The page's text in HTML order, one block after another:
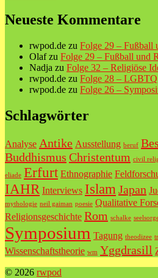
Neueste Kommentare
rwpod.de zu Folge 29 – Fußball
Olafzu Folge 29 – Fußball und
Nadja zu Folge 32 – Religiöse
rwpod.de zu Folge 28 –
rwpod.de zu Folge 26 –
Schlagwörter
Analyse Antike Ausstellung beruf
Buddhismus Christentum civil
eliade Erfurt Ethnographie
IAHR Interviews Islam Japan
mythologie neil gaiman poesie Qualitative
Religionsgeschichte Rom schalke
Symposium Tagung theodizee
Wissenschaftstheorie wm Yggdrasill
© 2026 rwpod